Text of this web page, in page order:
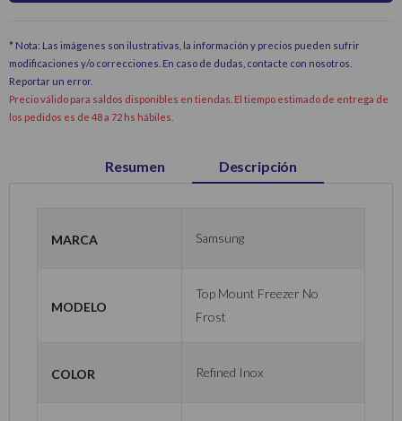
* Nota: Las imágenes son ilustrativas, la información y precios pueden sufrir
modificaciones y/o correcciones. En caso de dudas, contacte con nosotros.
Reportar un error.
Precio válido para saldos disponibles en tiendas. El tiempo estimado de entrega de
los pedidos es de 48 a 72 hs hábiles.
Resumen Descripción
Marca Samsung
Modelo
Top Mount Freezer No
Frost
Color Refined Inox